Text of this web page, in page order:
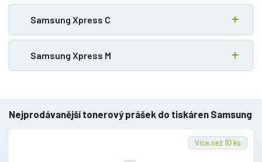
Samsung Xpress C
Samsung Xpress M
Nejprodávanější tonerový prášek do tiskáren Samsung
Více než 10 ks